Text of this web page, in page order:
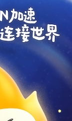
反对
反对[0]